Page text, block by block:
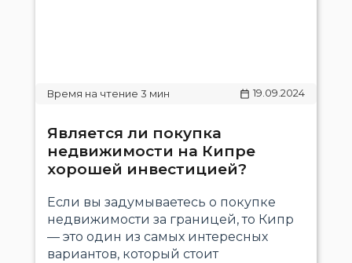
19.09.2024
Является ли покупка
недвижимости на Кипре
хорошей инвестицией?
Если вы задумываетесь о покупке
недвижимости за границей, то Кипр
— это один из самых интересных
вариантов, который стоит